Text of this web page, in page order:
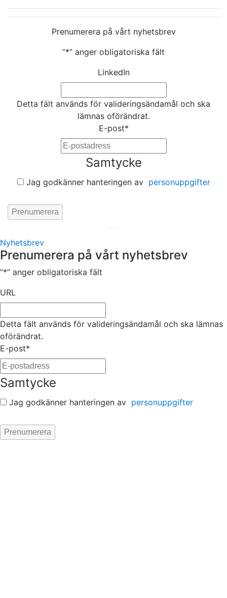
Prenumerera på vårt nyhetsbrev
”*” anger obligatoriska fält
LinkedIn
Detta fält används för valideringsändamål och ska
lämnas oförändrat.
E-post*
Samtycke
Jag godkänner hanteringen av personuppgifter
Nyhetsbrev
Prenumerera på vårt nyhetsbrev
”*” anger obligatoriska fält
URL
Detta fält används för valideringsändamål och ska lämnas
oförändrat.
E-post*
Samtycke
Jag godkänner hanteringen av personuppgifter